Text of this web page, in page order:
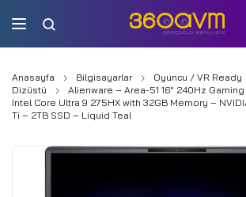
Anasayfa Bilgisayarlar Oyuncu / VR Ready
Dizüstü
Alienware – Area-51 16″ 240Hz
Intel Core Ultra 9 275HX with 32GB Memory –
Ti – 2TB SSD – Liquid Teal